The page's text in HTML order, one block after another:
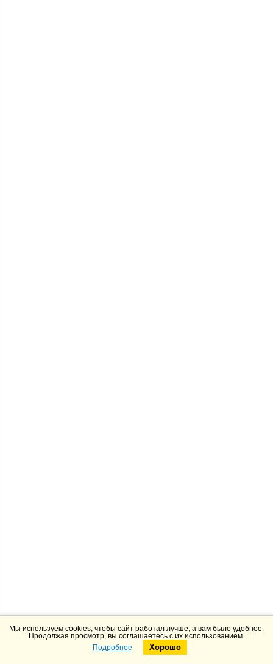
Telegram
Мы используем cookies, чтобы сайт работал лучше, а вам было удобнее.
Продолжая просмотр, вы соглашаетесь с их использованием.
Подробнее
Хорошо